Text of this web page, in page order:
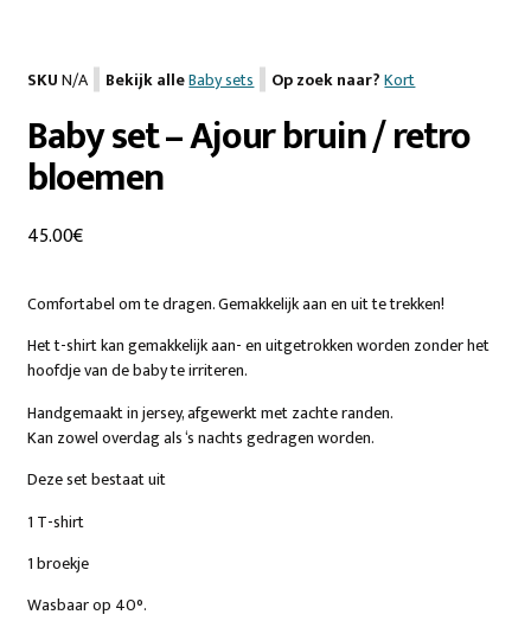
SKUN/A Bekijk alleBaby sets Op zoek naar?Kort
Baby set – Ajour bruin / retro
bloemen
45.00€
Comfortabel om te dragen. Gemakkelijk aan en uit te trekken!
Het t-shirt kan gemakkelijk aan- en uitgetrokken worden zonder het
hoofdje van de baby te irriteren.
Handgemaakt in jersey, afgewerkt met zachte randen.
Kan zowel overdag als ‘s nachts gedragen worden.
Deze set bestaat uit
1 T-shirt
1 broekje
Wasbaar op 40°.